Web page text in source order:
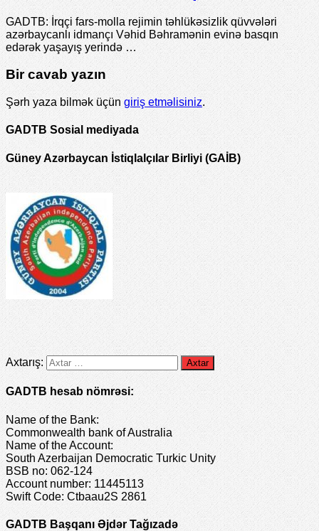
GADTB: İrqçi fars-molla rejimin təhlükəsizlik qüvvələri
azərbaycanlı idmançı Vəhid Bəhramənin evinə basqın
edərək yaşayış yerində …
Bir cavab yazın
Şərh yaza bilmək üçün giriş etməlisiniz.
GADTB Sosial mediyada
Güney Azərbaycan İstiqlalçılar Birliyi (GAİB)
Axtarış:
GADTB hesab nömrəsi:
Name of the Bank:
Commonwealth bank of Australia
Name of the Account:
South Azerbaijan Democratic Turkic Unity
BSB no: 062-124
Account number: 11445113
Swift Code: Ctbaau2S 2861
GADTB Başqanı Əjdər Tağızadə